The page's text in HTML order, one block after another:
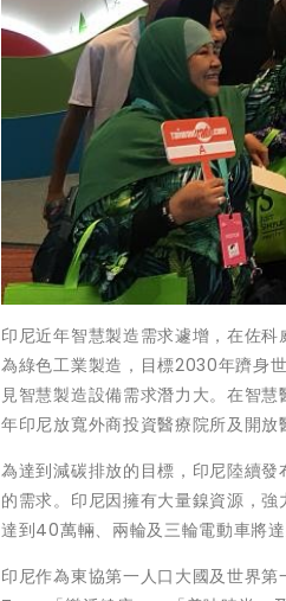
印尼近年智慧製造需求遽增，在佐
為綠色工業製造，目標2030年躋身
見智慧製造設備需求潛力大。在智
年印尼放寬外商投資醫療院所及開放
為達到減碳排放的目標，印尼陸續
的需求。印尼因擁有大量鎳資源，
達到40萬輛、兩輪及三輪電動車將
印尼作為東協第一人口大國及世界